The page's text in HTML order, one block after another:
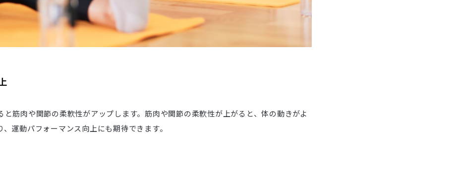
と筋肉や関節の柔軟性がアップします。筋肉や関節の柔軟性が上がると、体の動きがよ
、運動パフォーマンス向上にも期待できます。